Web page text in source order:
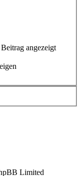
angezeigt
Limited